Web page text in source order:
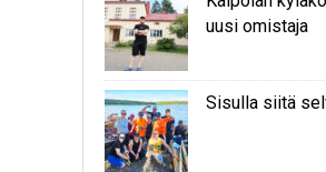
uusi omistaja
Sisulla siitä